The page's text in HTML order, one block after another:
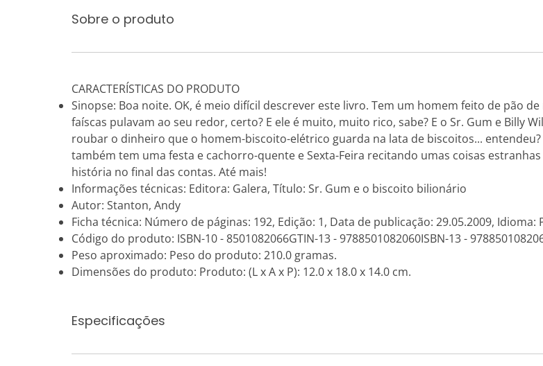
Sobre o produto
CARACTERÍSTICAS DO PRODUTO
Sinopse: Boa noite. OK, é meio difícil descrever este livro. Tem um homem feito de pão
faíscas pulavam ao seu redor, certo? E ele é muito, muito rico, sabe? E o Sr. Gum e Billy
roubar o dinheiro que o homem-biscoito-elétrico guarda na lata de biscoitos...
também tem uma festa e cachorro-quente e Sexta-Feira recitando umas coisas
história no final das contas. Até mais!
Informações técnicas: Editora: Galera, Título: Sr. Gum e o biscoito bilionário
Autor: Stanton, Andy
Ficha técnica: Número de páginas: 192, Edição: 1, Data de publicação: 29.05.2009, Idioma:
Código do produto: ISBN-10 - 8501082066GTIN-13 - 9788501082060ISBN-13 -
Peso aproximado: Peso do produto: 210.0 gramas.
Dimensões do produto: Produto: (L x A x P): 12.0 x 18.0 x 14.0 cm.
Especificações